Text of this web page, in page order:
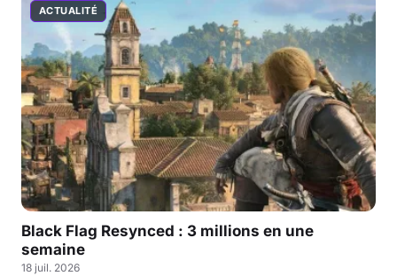
ACTUALITÉ
Black Flag Resynced : 3 millions en une
semaine
18 juil. 2026